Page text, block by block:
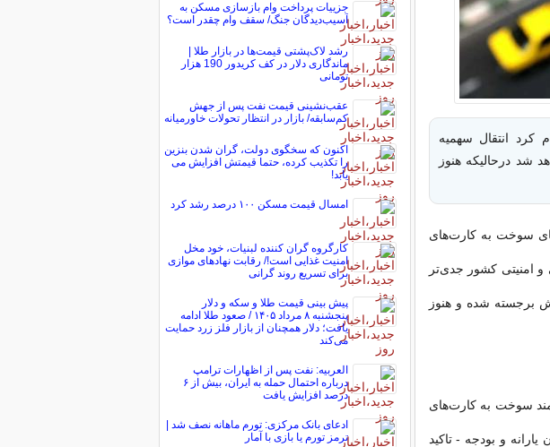
کرد انتقال سهمیه
شد درحالیکه هنوز
سوخت به کارت‌های
امنیتی کشور جدی‌تر
برجسته شده و هنوز
سوخت به کارت‌های
و بودجه - تاکید
جزییات پرداخت وام بازسازی مسکن به
آسیب‌دیدگان جنگ/ سقف وام چقدر است؟
رشد لاک‌پشتی قیمت‌ها در بازار طلا |
ماندگاری دلار در کف کریدور 190 هزار
تومانی
عقب‌نشینی قیمت نفت پس از جهش
کم‌سابقه/ بازار در انتظار تحولات خاورمیانه
اکنون که سخگوی دولت، گران شدن بنزین
را تکذیب کرده، حتما قیمتش افزایش می
یابد!
امسال قیمت مسکن ۱۰۰ درصد رشد کرد
کارگروه گران کننده لبنیات، خود مخل
امنیت غذایی است!/ رقابت نهاد‌های موازی
برای تسریع روند گرانی
پیش ‌بینی قیمت طلا و سکه و دلار
پنجشنبه ۸ مرداد ۱۴۰۵ / صعود طلا ادامه
یافت؛ دلار همچنان از بازار فلز زرد حمایت
می‌کند
العربیه: نفت پس از اظهارات ترامپ
درباره احتمال حمله به ایران، بیش از ۶
درصد افزایش یافت
ادعای بانک مرکزی: تورم ماهانه نصف شد |
ترمز تورم یا بازی با آمار